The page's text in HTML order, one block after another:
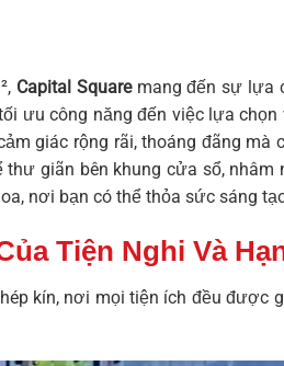
Capital Squaremang đến sự lựa
ưu công năng đến việc lựa
giác rộng rãi, thoáng đãng
giãn bên khung cửa sổ,
nơi bạn có thể thỏa sức sáng
Tiện Nghi Và
kín, nơi mọi tiện ích đều được